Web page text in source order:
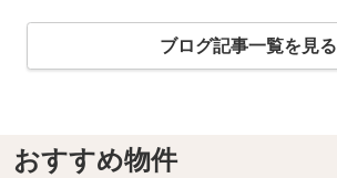
ブログ記事一覧を見る
おすすめ物件